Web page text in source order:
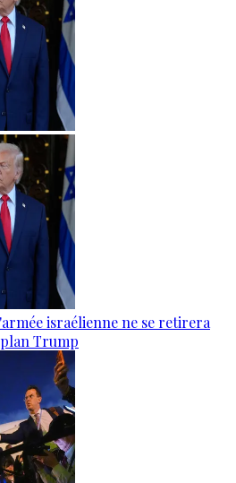
israélienne ne se retirera
plan Trump